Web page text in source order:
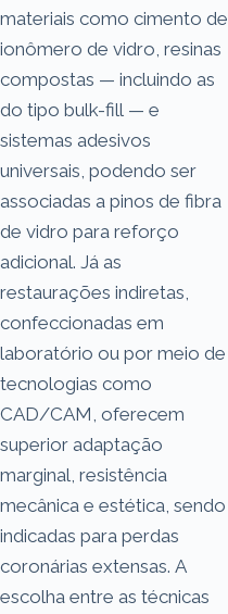
materiais como cimento de
ionômero de vidro, resinas
compostas — incluindo as
do tipo bulk-fill — e
sistemas adesivos
universais, podendo ser
associadas a pinos de fibra
de vidro para reforço
adicional. Já as
restaurações indiretas,
confeccionadas em
laboratório ou por meio de
tecnologias como
CAD/CAM, oferecem
superior adaptação
marginal, resistência
mecânica e estética, sendo
indicadas para perdas
coronárias extensas. A
escolha entre as técnicas